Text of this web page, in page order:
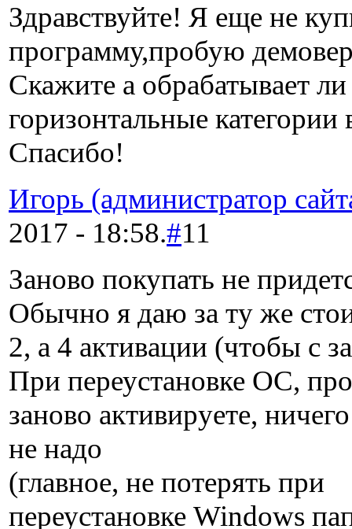
Здравствуйте! Я еще не
программу,пробую
Скажите а обрабатывает
горизонтальные категории
Спасибо!
Игорь (администратор
2017 - 18:58.#11
Заново покупать не
Обычно я даю за ту же
2, а 4 активации (чтобы с
При переустановке ОС,
заново активируете,
не надо
(главное, не потерять при
переустановке Windows